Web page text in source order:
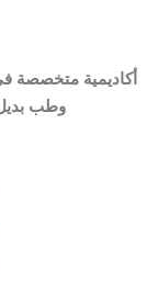
أكاديمية متخصصة
وطب